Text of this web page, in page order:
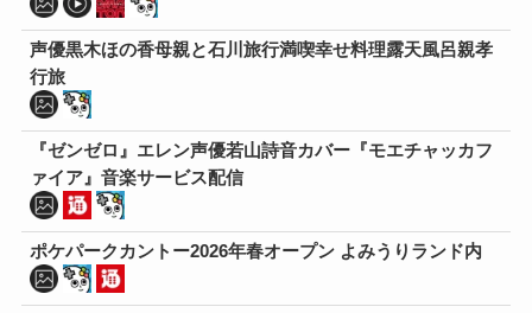
声優黒木ほの香母親と石川旅行満喫幸せ料理露天風呂親孝
行旅
『ゼンゼロ』エレン声優若山詩音カバー『モエチャッカフ
ァイア』音楽サービス配信
ポケパークカントー2026年春オープン よみうりランド内